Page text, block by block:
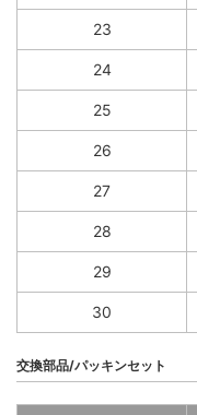
23
24
25
26
27
28
29
30
交換部品/パッキンセット